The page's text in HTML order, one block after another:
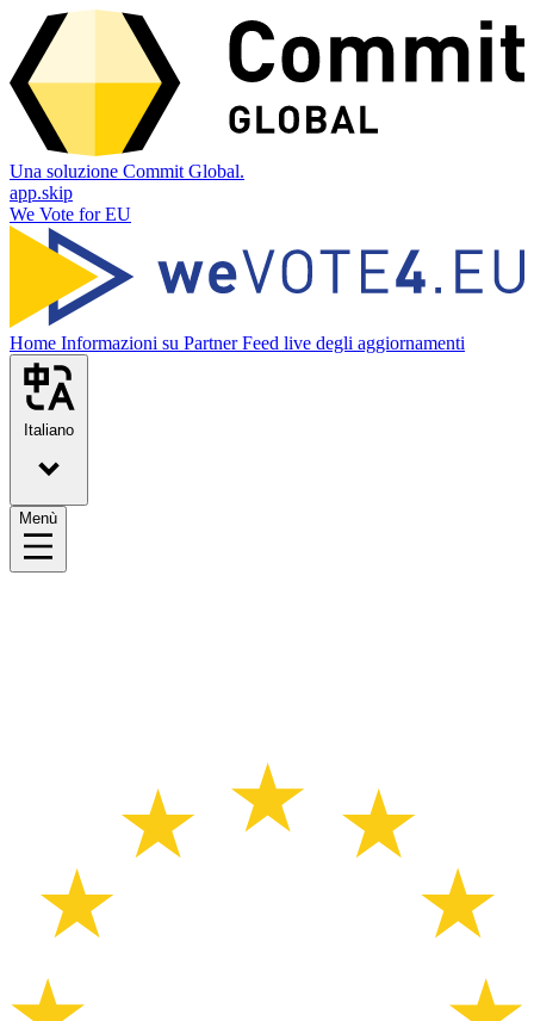
Una soluzione Commit Global.
app.skip
We Vote for EU
Home Informazioni su PartnerFeed live degli aggiornamenti
Italiano
Menù